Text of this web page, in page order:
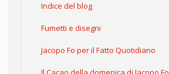
Indice del blog
Fumetti e disegni
Jacopo Fo per il Fatto Quotidiano